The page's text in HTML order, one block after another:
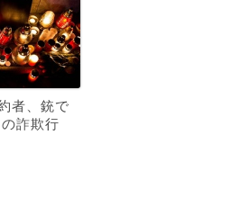
者、銃で
詐欺行